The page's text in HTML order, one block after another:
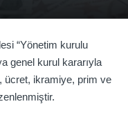
“Yönetim kurulu
genel kurul kararıyla
ücret, ikramiye, prim ve